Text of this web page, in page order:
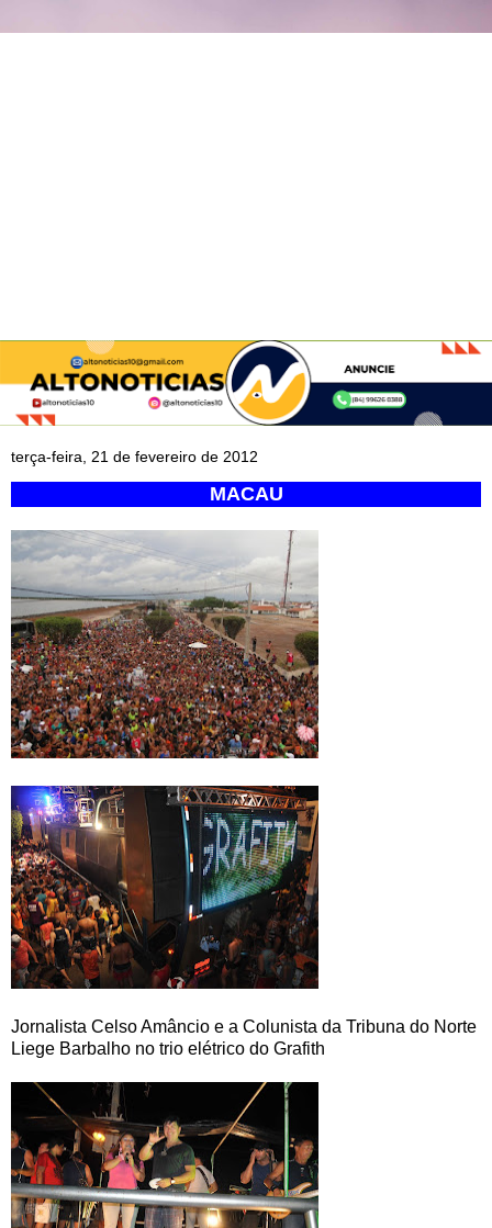
terça-feira, 21 de fevereiro de 2012
MACAU
Jornalista Celso Amâncio e a Colunista da Tribuna do Norte
Liege Barbalho no trio elétrico do Grafith